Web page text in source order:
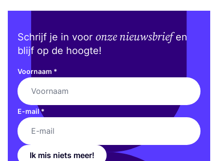
Schrijf je in voor onze nieuwsbriefen
blijf op de hoogte!
Voornaam *
E-mail*
Ik mis niets meer!